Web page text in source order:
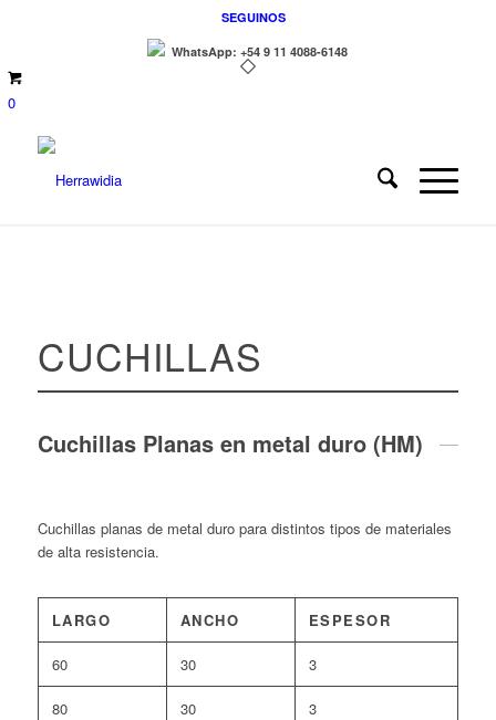
SEGUINOS
WhatsApp: +54 9 11 4088-6148
0
CUCHILLAS
Cuchillas Planas en metal duro (HM)
Cuchillas planas de metal duro para distintos tipos de materiales
de alta resistencia.
LARGO ANCHO ESPESOR
60 30 3
80 30 3